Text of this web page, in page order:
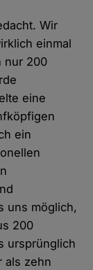
Wir
einmal
nur 200
eine
ein
uns möglich,
200
ursprünglich
als zehn